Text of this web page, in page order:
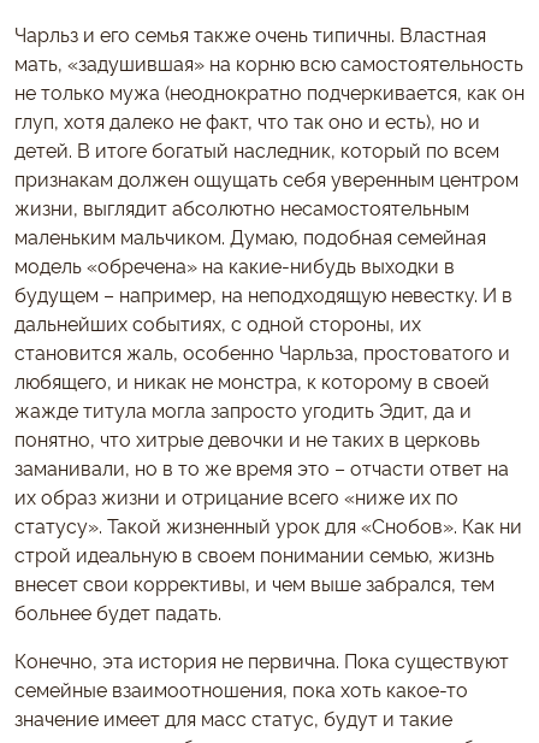
Чарльз и его семья также очень типичны. Властная
мать, «задушившая» на корню всю самостоятельность
не только мужа (неоднократно подчеркивается, как он
глуп, хотя далеко не факт, что так оно и есть), но и
детей. В итоге богатый наследник, который по всем
признакам должен ощущать себя уверенным центром
жизни, выглядит абсолютно несамостоятельным
маленьким мальчиком. Думаю, подобная семейная
модель «обречена» на какие-нибудь выходки в
будущем – например, на неподходящую невестку. И в
дальнейших событиях, с одной стороны, их
становится жаль, особенно Чарльза, простоватого и
любящего, и никак не монстра, к которому в своей
жажде титула могла запросто угодить Эдит, да и
понятно, что хитрые девочки и не таких в церковь
заманивали, но в то же время это – отчасти ответ на
их образ жизни и отрицание всего «ниже их по
статусу». Такой жизненный урок для «Снобов». Как ни
строй идеальную в своем понимании семью, жизнь
внесет свои коррективы, и чем выше забрался, тем
больнее будет падать.
Конечно, эта история не первична. Пока существуют
семейные взаимоотношения, пока хоть какое-то
значение имеет для масс статус, будут и такие